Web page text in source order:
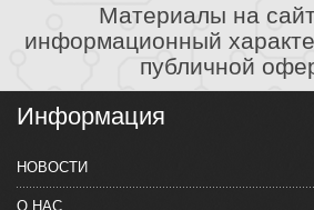
Материалы на
информационный
публичной
Информация
НОВОСТИ
О НАС